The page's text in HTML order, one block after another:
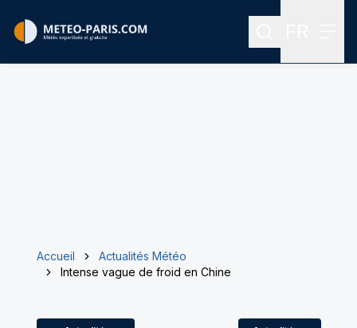
Rechercher
Accueil
Actualités Météo
Intense vague de froid en Chine